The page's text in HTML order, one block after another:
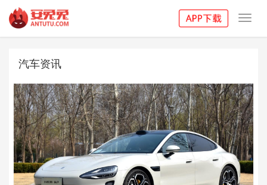
汽车资讯